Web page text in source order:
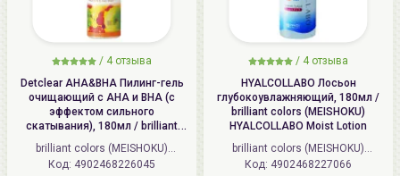
/ 4 отзыва
Detclear AHA&BHA Пилинг-гель
очищающий с AHA и BHA (с
эффектом сильного
скатывания), 180мл / brilliant
colors (MEISHOKU) Detclear
Bright&Peel AHA&BHA Fruits
Peeling Jelly
brilliant colors (MEISHOKU)
(Япония)
Код: 4902468226045
/ 4 отзыва
HYALCOLLABO Лосьон
глубокоувлажняющий, 180мл /
brilliant colors (MEISHOKU)
HYALCOLLABO Moist Lotion
brilliant colors (MEISHOKU)
(Япония)
Код: 4902468227066